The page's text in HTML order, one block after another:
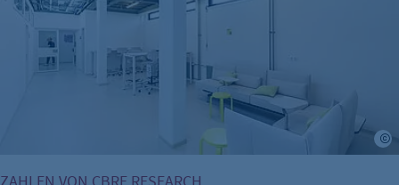
Zweck:
Es erlaubt eTracker Cookies zu setzen.
Cookie Laufzeit:
Name: